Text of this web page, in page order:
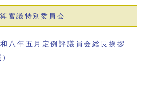
審議特別委員会
八年五月定例評議員会総長挨拶